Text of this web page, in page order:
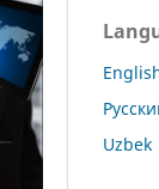
Uzbek